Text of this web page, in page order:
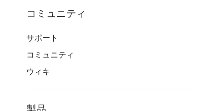
コミュニティ
サポート
コミュニティ
ウィキ